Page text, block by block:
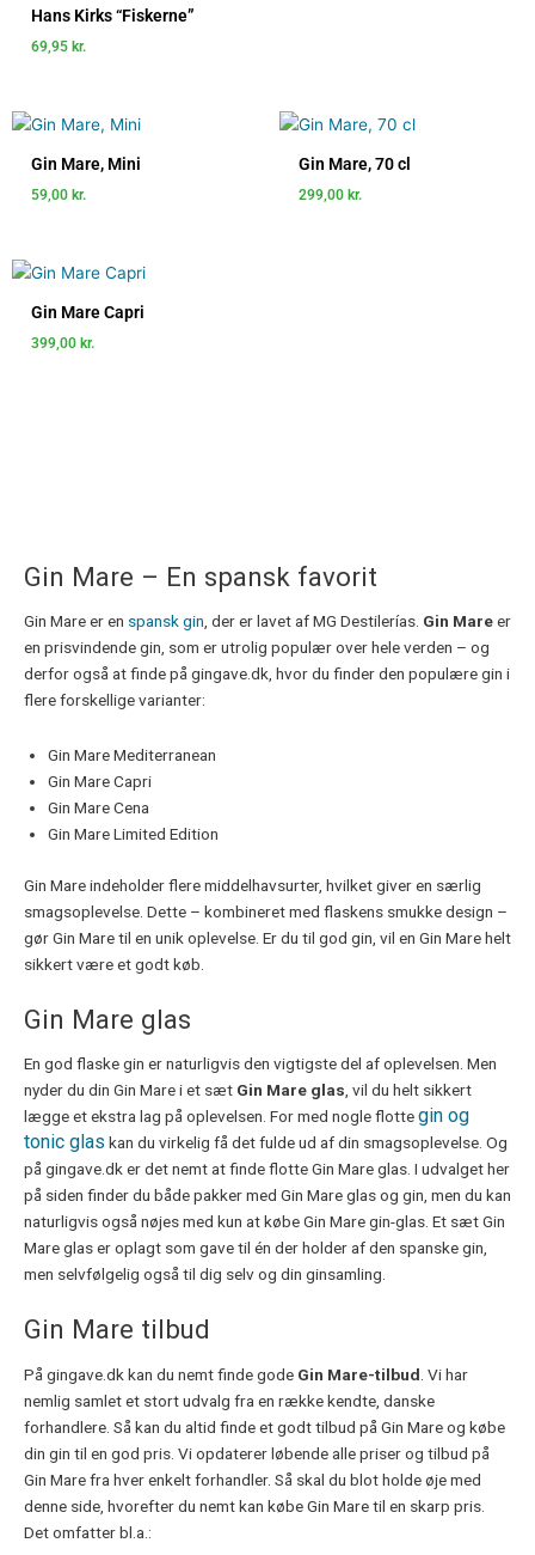
Hans Kirks “Fiskerne”
69,95 kr.
Gin Mare, Mini
59,00kr.
Gin Mare, 70 cl
299,00kr.
Gin Mare Capri
399,00kr.
Gin Mare – En spansk favorit
Gin Mare er en spansk gin, der er lavet af MG Destilerías. Gin Mareer
en prisvindende gin, som er utrolig populær over hele verden – og
derfor også at finde på gingave.dk, hvor du finder den populære gin i
flere forskellige varianter:
Gin Mare Mediterranean
Gin Mare Capri
Gin Mare Cena
Gin Mare Limited Edition
Gin Mare indeholder flere middelhavsurter, hvilket giver en særlig
smagsoplevelse. Dette – kombineret med flaskens smukke design –
gør Gin Mare til en unik oplevelse. Er du til god gin, vil en Gin Mare helt
sikkert være et godt køb.
Gin Mare glas
En god flaske gin er naturligvis den vigtigste del af oplevelsen. Men
nyder du din Gin Mare i et sæt Gin Mare glas, vil du helt sikkert
lægge et ekstra lag på oplevelsen. For med nogle flottegin og
tonic glas kan du virkelig få det fulde ud af din smagsoplevelse. Og
på gingave.dk er det nemt at finde flotte Gin Mare glas. I udvalget her
på siden finder du både pakker med Gin Mare glas og gin, men du kan
naturligvis også nøjes med kun at købe Gin Mare gin-glas. Et sæt Gin
Mare glas er oplagt som gave til én der holder af den spanske gin,
men selvfølgelig også til dig selv og din ginsamling.
Gin Mare tilbud
På gingave.dk kan du nemt finde gode Gin Mare-tilbud . Vi har
nemlig samlet et stort udvalg fra en række kendte, danske
forhandlere. Så kan du altid finde et godt tilbud på Gin Mare og købe
din gin til en god pris. Vi opdaterer løbende alle priser og tilbud på
Gin Mare fra hver enkelt forhandler. Så skal du blot holde øje med
denne side, hvorefter du nemt kan købe Gin Mare til en skarp pris.
Det omfatter bl.a.: